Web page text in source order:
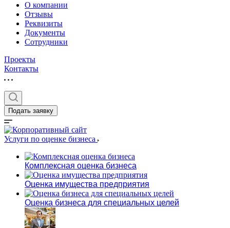
О компании
Отзывы
Реквизиты
Документы
Сотрудники
Проекты
Контакты
Подать заявку
Услуги по оценке бизнеса
Комплексная оценка бизнеса
Оценка имущества предприятия
Оценка бизнеса для специальных целей